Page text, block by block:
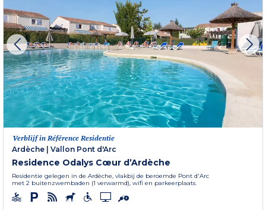
Verblijf in Référence Residentie
Ardèche | Vallon Pont d'Arc
Residence Odalys Cœur d’Ardèche
Residentie gelegen in de Ardèche, vlakbij de beroemde Pont d'Arc
met 2 buitenzwembaden (1 verwarmd), wifi en parkeerplaats.